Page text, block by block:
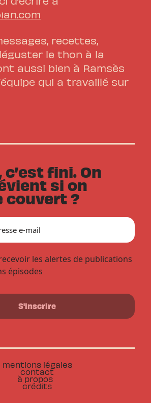
recettes,
le thon à la
aussi bien à Ramsès
qui a travaillé sur
c’est fini. On
si on
couvert ?
recevoir les alertes de publications
épisodes
mentions légales
contact
à propos
crédits